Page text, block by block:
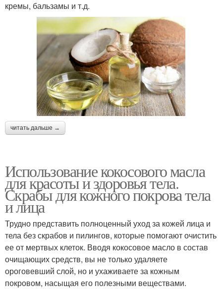
кремы, бальзамы и т.д.
читать дальше →
Использование кокосового масла
для красоты и здоровья тела.
Скрабы для кожного покрова тела
и лица
Трудно представить полноценный уход за кожей лица и
тела без скрабов и пилингов, которые помогают очистить
ее от мертвых клеток. Вводя кокосовое масло в состав
очищающих средств, вы не только удаляете
ороговевший слой, но и ухаживаете за кожным
покровом, насыщая его полезными веществами.